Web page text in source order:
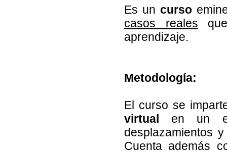
Es un curso
casos reales
aprendizaje.
Metodología:
El curso se
virtual en un
desplazamientos
Cuenta además